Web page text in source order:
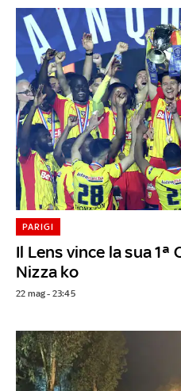
Il Lens vince la sua 1ª
Nizza ko
PARIGI
22 mag - 23:45